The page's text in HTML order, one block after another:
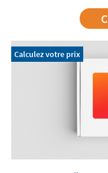
Calculez votre prix